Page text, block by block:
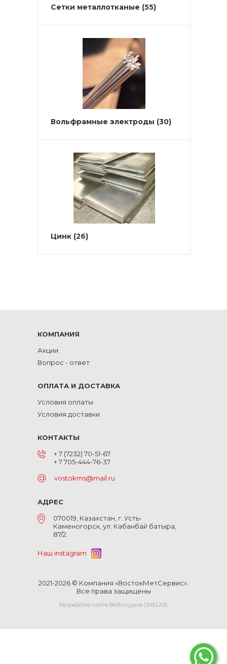
Сетки металлотканые (55)
Вольфрамные электроды (30)
Цинк (26)
КОМПАНИЯ
Акции
Вопрос - ответ
ОПЛАТА И ДОСТАВКА
Условия оплаты
Условия доставки
КОНТАКТЫ
+ 7 (7232) 70-51-67
+ 7 705-444-76-37
vostokms@mail.ru
АДРЕС
070019, Казахстан, г. Усть-
Каменогорск, ул. Кабанбай батыра,
87/2
Наш instagram
2021-2026 © Компания «ВостокМетСервис».
Все права защищены
Разработка сайта Веб-студия ONELAB